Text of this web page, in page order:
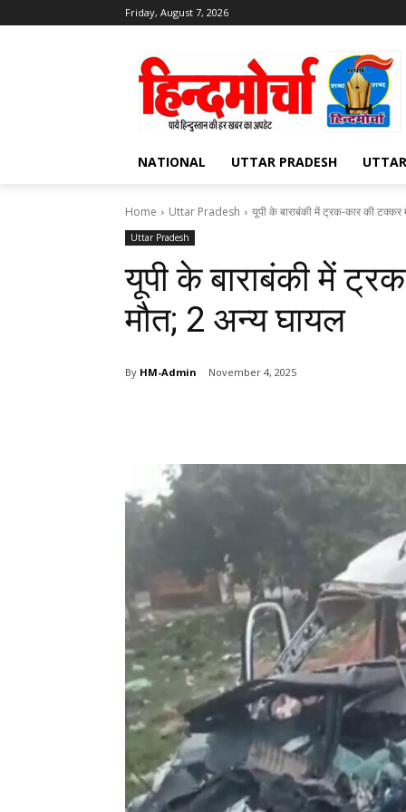
Friday, August 7, 2026
NATIONAL UTTAR PRADESH
Home Uttar Pradesh यूपी के बाराबंकी में ट्रक-कार की टक्कर
Uttar Pradesh
यूपी के बाराबंकी में
मौत; 2 अन्य घायल
By HM-Admin November 4, 2025